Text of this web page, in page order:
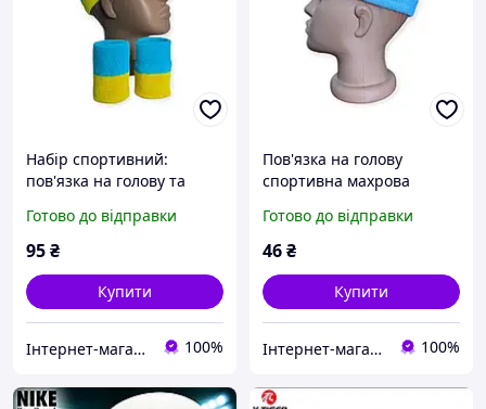
Набір спортивний:
пов'язка на голову та
блакитний
Готово до відправки
95₴
Купити
Інтернет-магазин "ШАНС" 100%
Пов'язка на голову
спортивна махрова
Готово до відправки
46₴
Купити
Інтернет-магазин "ШАНС" 100%